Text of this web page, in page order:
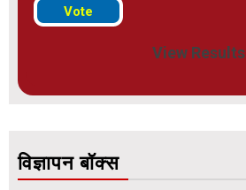
View Results
विज्ञापन बॉक्स